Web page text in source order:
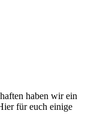
haben wir ein
für euch einige